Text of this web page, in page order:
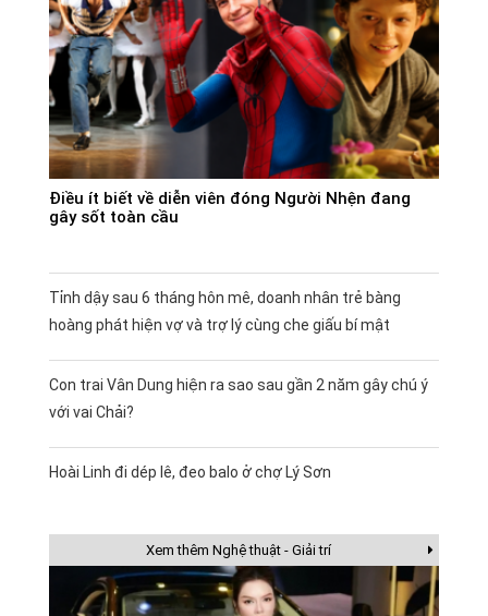
Điều ít biết về diễn viên đóng Người Nhện đang
gây sốt toàn cầu
Tỉnh dậy sau 6 tháng hôn mê, doanh nhân trẻ bàng
hoàng phát hiện vợ và trợ lý cùng che giấu bí mật
Con trai Vân Dung hiện ra sao sau gần 2 năm gây chú ý
với vai Chải?
Hoài Linh đi dép lê, đeo balo ở chợ Lý Sơn
Xem thêm Nghệ thuật - Giải trí